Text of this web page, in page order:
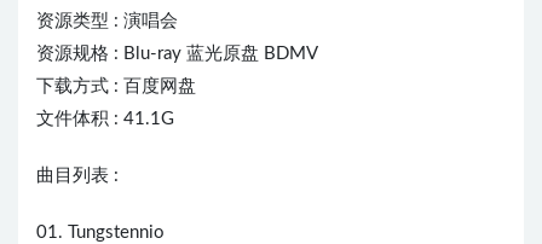
资源类型 : 演唱会
资源规格 : Blu-ray 蓝光原盘 BDMV
下载方式 : 百度网盘
文件体积 : 41.1G
曲目列表 :
01. Tungstennio